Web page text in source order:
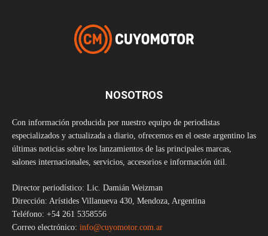
NOSOTROS
Con información producida por nuestro equipo de periodistas
especializados y actualizada a diario, ofrecemos en el oeste argentino las
últimas noticias sobre los lanzamientos de las principales marcas,
salones internacionales, servicios, accesorios e información útil.
Director periodístico: Lic. Damián Weizman
Dirección: Arístides Villanueva 430, Mendoza, Argentina
Teléfono: +54 261 5358556
Correo electrónico: info@cuyomotor.com.ar